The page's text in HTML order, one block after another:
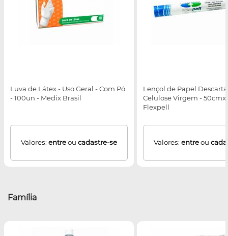
Luva de Látex - Uso Geral - Com Pó
- 100un - Medix Brasil
Valores: entreou cadastre-se
Lençol de Papel
Celulose Virgem -
Flexpell
Valores: entreou
Família